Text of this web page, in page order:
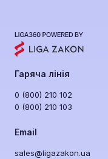
Гаряча лінія
0 (800) 210 102
0 (800) 210 103
Email
sales@ligazakon.ua